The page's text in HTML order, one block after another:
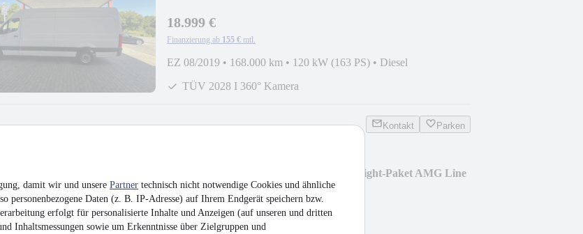
damit wir und unsere Partner technisch nicht notwendige Cookies und ähnliche
personenbezogene Daten (z. B. IP-Adresse) auf Ihrem Endgerät speichern bzw.
erfolgt für personalisierte Inhalte und Anzeigen (auf unseren und dritten
Inhaltsmessungen sowie um Erkenntnisse über Zielgruppen und
18.999 €
Finanzierung ab 155 € mtl.
EZ 08/2019 • 168.000 km • 120 kW (163 PS) • Diesel
TÜV 2028 I 360° Kamera
Kontakt Parken
Mercedes-Benz GLC 300d 4Matic Night-Paket AMG Line
I Garantie
39.999 €¹
Finanzierung ab 326 €